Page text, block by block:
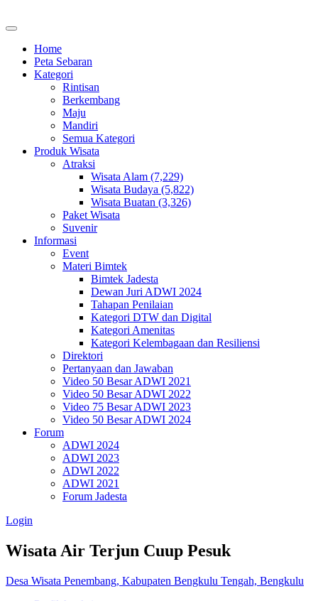
Home
Peta Sebaran
Kategori
Rintisan
Berkembang
Maju
Mandiri
Semua Kategori
Produk Wisata
Atraksi
Wisata Alam (7,229)
Wisata Budaya (5,822)
Wisata Buatan (3,326)
Paket Wisata
Suvenir
Informasi
Event
Materi Bimtek
Bimtek Jadesta
Dewan Juri ADWI 2024
Tahapan Penilaian
Kategori DTW dan Digital
Kategori Amenitas
Kategori Kelembagaan dan Resiliensi
Direktori
Pertanyaan dan Jawaban
Video 50 Besar ADWI 2021
Video 50 Besar ADWI 2022
Video 75 Besar ADWI 2023
Video 50 Besar ADWI 2024
Forum
ADWI 2024
ADWI 2023
ADWI 2022
ADWI 2021
Forum Jadesta
Login
Wisata Air Terjun Cuup Pesuk
Desa Wisata Penembang, Kabupaten Bengkulu Tengah, Bengkulu